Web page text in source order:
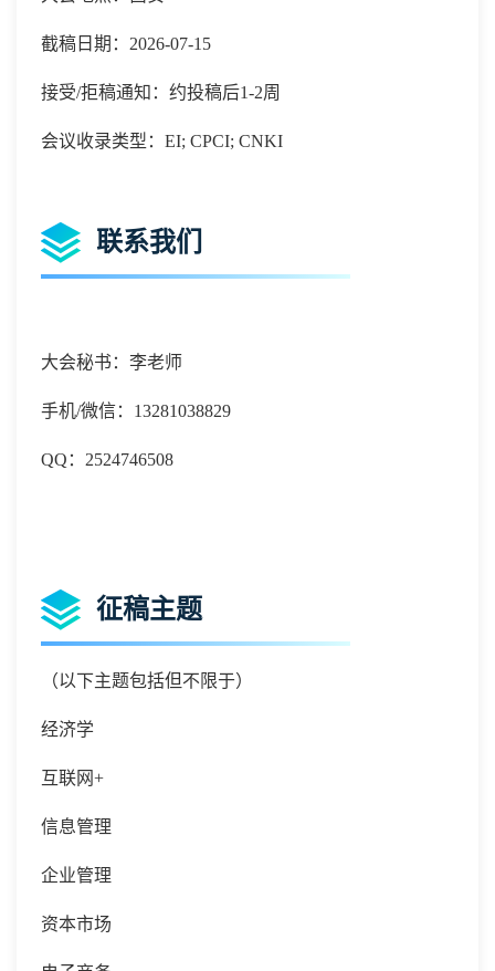
截稿日期：2026-07-15
接受/拒稿通知：约投稿后1-2周
会议收录类型：EI; CPCI; CNKI
联系我们
大会秘书：李老师
手机/微信： 13281038829
QQ：2524746508
征稿主题
（以下主题包括但不限于）
经济学
互联网+
信息管理
企业管理
资本市场